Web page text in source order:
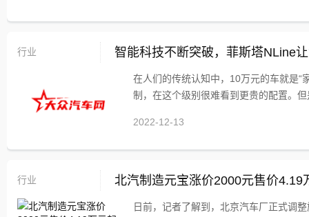
行业 智能科技不断突破，菲斯塔NLine
在人们的传统认知中，10万元的车就是“
制，在这个级别很难看到更贵的配置。
2022-12-13
行业 北汽制造元宝涨价2000元售价4.19
日前，记者了解到，北京汽车厂正式调